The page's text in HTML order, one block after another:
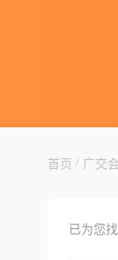
首页 / 广交
已为您找